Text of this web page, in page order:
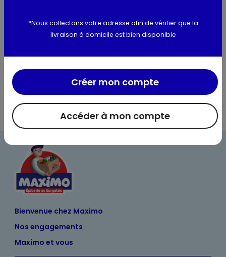
Informations complémentaires
Bienvenue chez Maximo
Nos engagements
Maximo et vous
*Nous collectons votre adresse afin de vérifier que la
livraison à domicile est bien disponible
Accéder à mon compte
Créer mon compte